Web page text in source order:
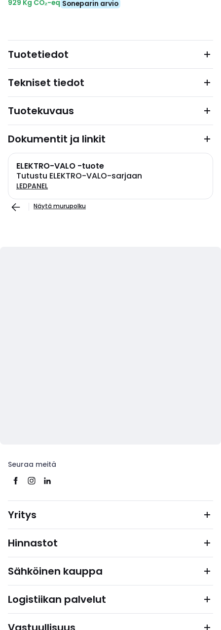
929 Kg CO₂-eq Soneparin arvio
Tuotetiedot
Tekniset tiedot
Tuotekuvaus
Dokumentit ja linkit
ELEKTRO-VALO -tuote
Tutustu ELEKTRO-VALO-sarjaan
LEDPANEL
Näytä murupolku
Seuraa meitä
Yritys
Hinnastot
Sähköinen kauppa
Logistiikan palvelut